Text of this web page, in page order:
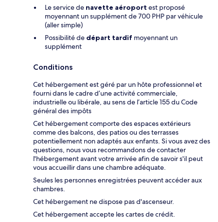
Le service de navette aéroport est proposé
moyennant un supplément de 700 PHP par véhicule
(aller simple)
Possibilité de départ tardif moyennant un
supplément
Conditions
Cet hébergement est géré par un hôte professionnel et
fourni dans le cadre d’une activité commerciale,
industrielle ou libérale, au sens de l’article 155 du Code
général des impôts
Cet hébergement comporte des espaces extérieurs
comme des balcons, des patios ou des terrasses
potentiellement non adaptés aux enfants. Si vous avez des
questions, nous vous recommandons de contacter
l'hébergement avant votre arrivée afin de savoir s'il peut
vous accueillir dans une chambre adéquate.
Seules les personnes enregistrées peuvent accéder aux
chambres.
Cet hébergement ne dispose pas d'ascenseur.
Cet hébergement accepte les cartes de crédit.